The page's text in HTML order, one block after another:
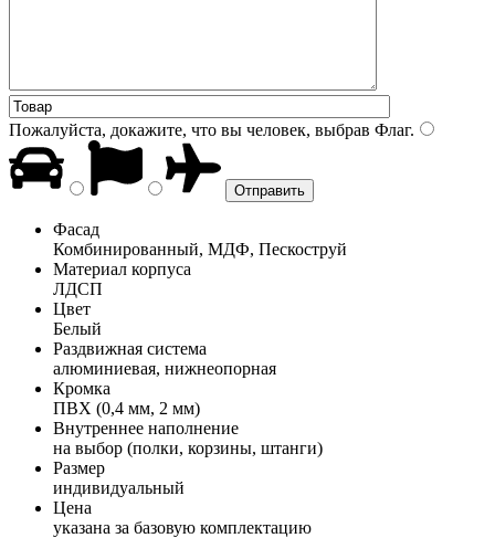
Пожалуйста, докажите, что вы человек, выбрав Флаг.
Фасад
Комбинированный, МДФ, Пескоструй
Материал корпуса
ЛДСП
Цвет
Белый
Раздвижная система
алюминиевая, нижнеопорная
Кромка
ПВХ (0,4 мм, 2 мм)
Внутреннее наполнение
на выбор (полки, корзины, штанги)
Размер
индивидуальный
Цена
указана за базовую комплектацию